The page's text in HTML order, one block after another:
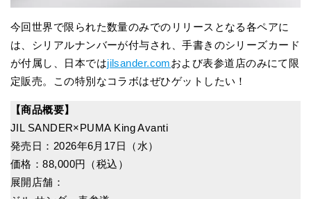
今回世界で限られた数量のみでのリリースとなる各ペアに
は、シリアルナンバーが付与され、手書きのシリーズカード
が付属し、日本ではjilsander.comおよび表参道店のみにて限
定販売。この特別なコラボはぜひゲットしたい！
【商品概要】
JIL SANDER×PUMA King Avanti
発売日：2026年6月17日（水）
価格：88,000円（税込）
展開店舗：